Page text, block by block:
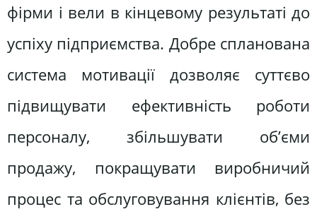
фірми і вели в кінцевому результаті до
успіху підприємства. Добре спланована
система мотивації дозволяє суттєво
підвищувати ефективність роботи
персоналу, збільшувати об’єми
продажу, покращувати виробничий
процес та обслуговування клієнтів, без